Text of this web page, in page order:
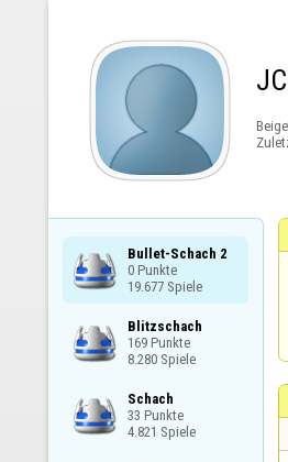
Bullet-Schach 2
0 Punkte
19.677 Spiele
Blitzschach
169 Punkte
8.280 Spiele
Schach
33 Punkte
4.821 Spiele